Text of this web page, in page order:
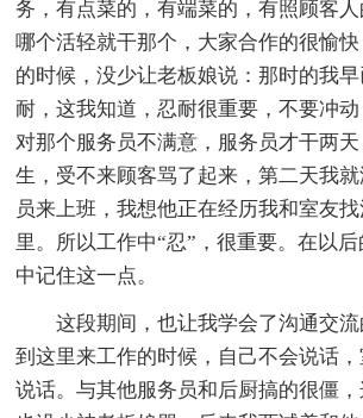
务，有点菜的，有端菜的，有照顾客
哪个活轻就干那个，大家合作的很愉
的时候，没少让老板娘说：那时的我
耐，这我知道，忍耐很重要，不要冲
对那个服务员不满意，服务员才干两
生，受不来顾客骂了起来，第二天我
员来上班，我想他正在经历我和室友
里。所以工作中“忍”，很重要。在以
中记住这一点。
这段期间，也让我学会了沟通交
到这里来工作的时候，自己不会说话
说话。与其他服务员和后厨搞的很僵，